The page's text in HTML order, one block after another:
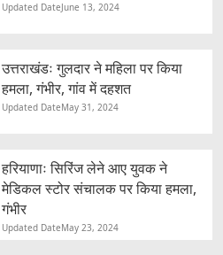
Updated DateJune 13, 2024
उत्तराखंडः गुलदार ने महिला पर किया
हमला, गंभीर, गांव में दहशत
Updated DateMay 31, 2024
हरियाणाः सिरिंज लेने आए युवक ने
मेडिकल स्टोर संचालक पर किया हमला,
गंभीर
Updated DateMay 23, 2024